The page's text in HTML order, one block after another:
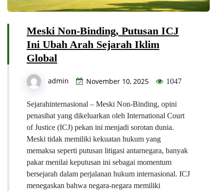
Meski Non-Binding, Putusan ICJ
Ini Ubah Arah Sejarah Iklim
Global
admin November 10, 2025 1047
Sejarahinternasional – Meski Non-Binding, opini
penasihat yang dikeluarkan oleh International Court
of Justice (ICJ) pekan ini menjadi sorotan dunia.
Meski tidak memiliki kekuatan hukum yang
memaksa seperti putusan litigasi antarnegara, banyak
pakar menilai keputusan ini sebagai momentum
bersejarah dalam perjalanan hukum internasional. ICJ
menegaskan bahwa negara-negara memiliki